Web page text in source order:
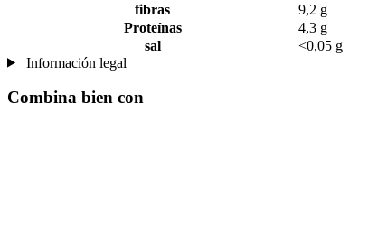
fibras
9,2 g
Proteínas
4,3 g
sal
<0,05 g
Información legal
Combina bien con